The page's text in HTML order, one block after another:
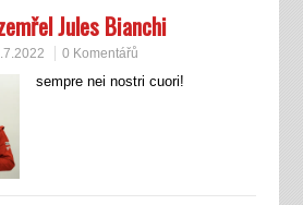
Jules Bianchi
0 Komentářů
sempre nei nostri cuori!